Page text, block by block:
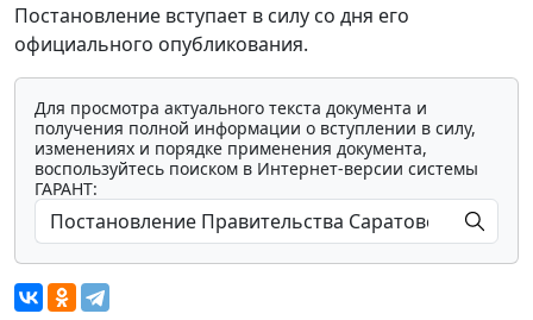
Постановление вступает в силу со дня его
официального опубликования.
Для просмотра актуального текста документа и
получения полной информации о вступлении в силу,
изменениях и порядке применения документа,
воспользуйтесь поиском в Интернет-версии системы
ГАРАНТ: